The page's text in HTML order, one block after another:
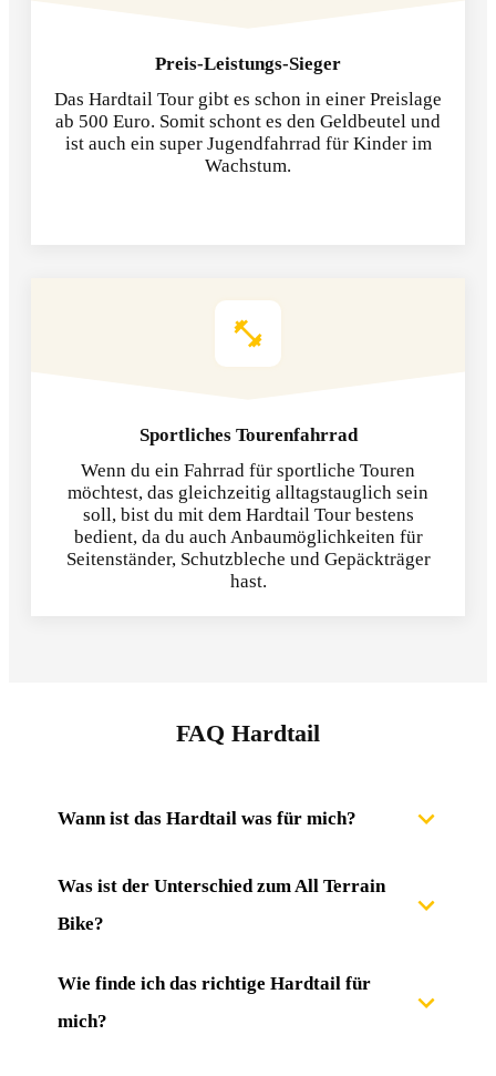
Preis-Leistungs-Sieger
Das Hardtail Tour gibt es schon in einer Preislage
ab 500 Euro. Somit schont es den Geldbeutel und
ist auch ein super Jugendfahrrad für Kinder im
Wachstum.
Sportliches Tourenfahrrad
Wenn du ein Fahrrad für sportliche Touren
möchtest, das gleichzeitig alltagstauglich sein
soll, bist du mit dem Hardtail Tour bestens
bedient, da du auch Anbaumöglichkeiten für
Seitenständer, Schutzbleche und Gepäckträger
hast.
FAQ Hardtail
Wann ist das Hardtail was für mich?
Was ist der Unterschied zum All Terrain
Bike?
Wie finde ich das richtige Hardtail für
mich?